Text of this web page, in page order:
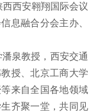
西安翱翔国际会议
息融合分会主办、
泉教授，西安交通
授、北京工商大学
来自全国各地领域
齐聚一堂，共同见